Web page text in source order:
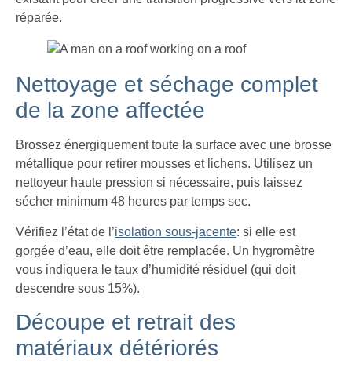
réparée.
Nettoyage et séchage complet
de la zone affectée
Brossez énergiquement toute la surface avec une brosse
métallique pour retirer mousses et lichens. Utilisez un
nettoyeur haute pression si nécessaire, puis laissez
sécher minimum 48 heures par temps sec.
Vérifiez l’état de l’isolation sous-jacente: si elle est
gorgée d’eau, elle doit être remplacée. Un hygromètre
vous indiquera le taux d’humidité résiduel (qui doit
descendre sous 15%).
Découpe et retrait des
matériaux détériorés